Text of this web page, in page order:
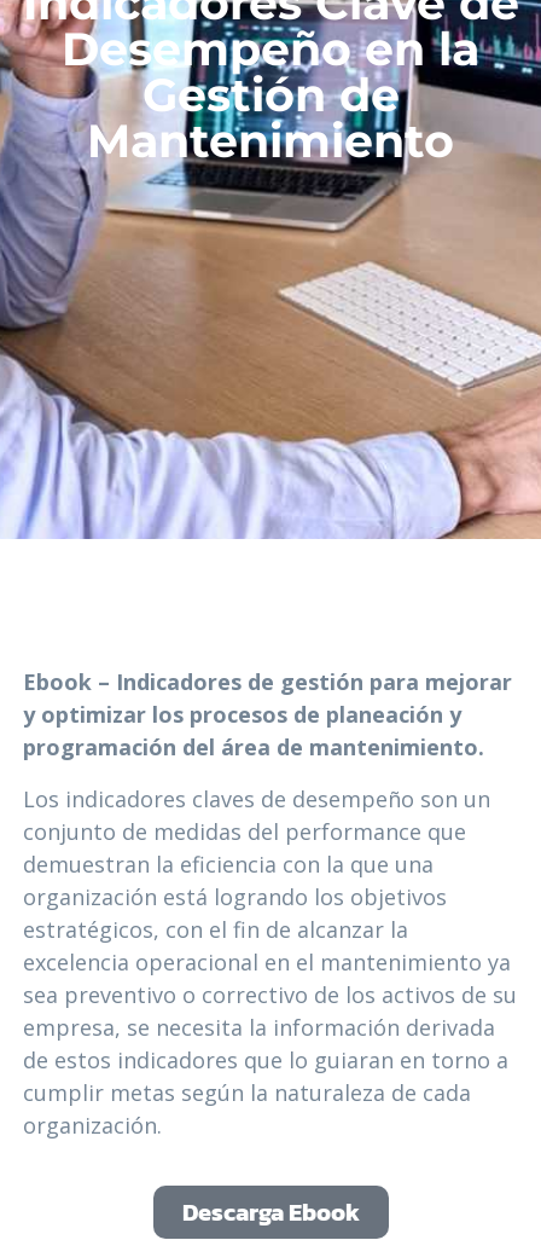
Desempeño en la
Gestión de
Mantenimiento
Ebook – Indicadores de gestión para mejorar
y optimizar los procesos de planeación y
programación del área de mantenimiento.
Los indicadores claves de desempeño son un
conjunto de medidas del performance que
demuestran la eficiencia con la que una
organización está logrando los objetivos
estratégicos, con el fin de alcanzar la
excelencia operacional en el mantenimiento ya
sea preventivo o correctivo de los activos de su
empresa, se necesita la información derivada
de estos indicadores que lo guiaran en torno a
cumplir metas según la naturaleza de cada
organización.
Descarga Ebook